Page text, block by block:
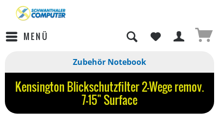
MENÜ
Zubehör Notebook
Kensington Blickschutzfilter 2-Wege remov.
7-15" Surface